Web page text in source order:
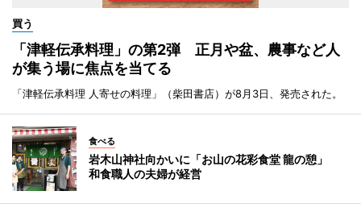
買う
「津軽伝承料理」の第2弾 正月や盆、農事など人
が集う場に焦点を当てる
「津軽伝承料理 人寄せの料理」（柴田書店）が8月3日、発売された。
食べる
岩木山神社向かいに「お山の花彩食堂 龍の憩」
和食職人の夫婦が経営